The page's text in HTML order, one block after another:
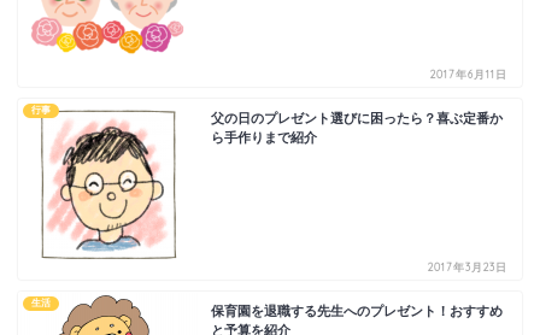
2017年6月11日
行事
父の日のプレゼント選びに困ったら？喜ぶ定番か
ら手作りまで紹介
2017年3月23日
生活
保育園を退職する先生へのプレゼント！おすすめ
と予算を紹介